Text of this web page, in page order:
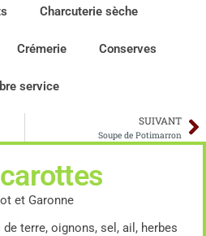
Charcuterie sèche
Crémerie Conserves
service
SUIVANT
Soupe de Potimarron
et Garonne
terre, oignons, sel, ail, herbes